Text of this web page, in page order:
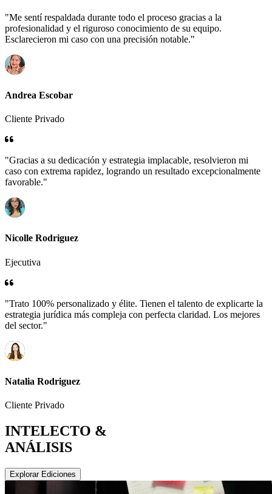
"Me sentí respaldada durante todo el proceso gracias a la
profesionalidad y el riguroso conocimiento de su equipo.
Esclarecieron mi caso con una precisión notable."
Andrea Escobar
Cliente Privado
"Gracias a su dedicación y estrategia implacable, resolvieron mi
caso con extrema rapidez, logrando un resultado excepcionalmente
favorable."
Nicolle Rodriguez
Ejecutiva
"Trato 100% personalizado y élite. Tienen el talento de explicarte la
estrategia jurídica más compleja con perfecta claridad. Los mejores
del sector."
Natalia Rodriguez
Cliente Privado
INTELECTO &
ANÁLISIS
Explorar Ediciones